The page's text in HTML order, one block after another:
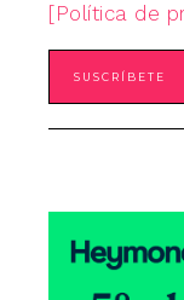
[Política de